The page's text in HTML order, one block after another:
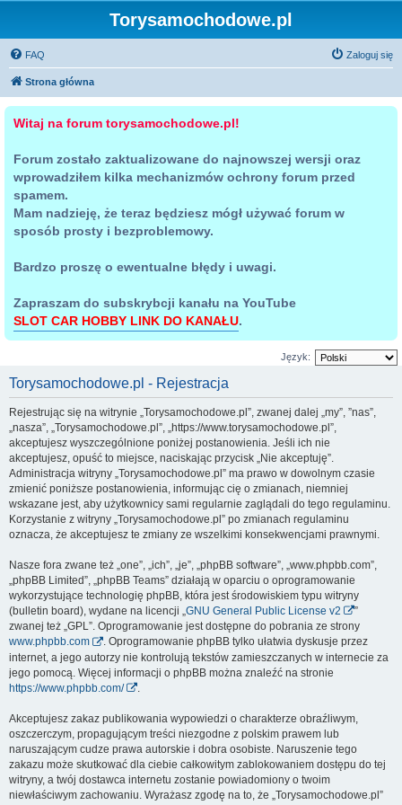
Torysamochodowe.pl
FAQ Zaloguj się
Strona główna
Witaj na forum torysamochodowe.pl!
Forum zostało zaktualizowane do najnowszej wersji oraz
wprowadziłem kilka mechanizmów ochrony forum przed
spamem.
Mam nadzieję, że teraz będziesz mógł używać forum w
sposób prosty i bezproblemowy.
Bardzo proszę o ewentualne błędy i uwagi.
Zapraszam do subskrybcji kanału na YouTube
SLOT CAR HOBBY LINK DO KANAŁU.
Język:
Torysamochodowe.pl - Rejestracja
Rejestrując się na witrynie „Torysamochodowe.pl”, zwanej dalej „my”, ”nas”,
„nasza”, „Torysamochodowe.pl”, „https://www.torysamochodowe.pl”,
akceptujesz wyszczególnione poniżej postanowienia. Jeśli ich nie
akceptujesz, opuść to miejsce, naciskając przycisk „Nie akceptuję”.
Administracja witryny „Torysamochodowe.pl” ma prawo w dowolnym czasie
zmienić poniższe postanowienia, informując cię o zmianach, niemniej
wskazane jest, aby użytkownicy sami regularnie zaglądali do tego regulaminu.
Korzystanie z witryny „Torysamochodowe.pl” po zmianach regulaminu
oznacza, że akceptujesz te zmiany ze wszelkimi konsekwencjami prawnymi.
Nasze fora zwane też „one”, „ich”, „je”, „phpBB software”, „www.phpbb.com”,
„phpBB Limited”, „phpBB Teams” działają w oparciu o oprogramowanie
wykorzystujące technologię phpBB, która jest środowiskiem typu witryny
(bulletin board), wydane na licencji „GNU General Public License v2
”
zwanej też „GPL”. Oprogramowanie jest dostępne do pobrania ze strony
www.phpbb.com
. Oprogramowanie phpBB tylko ułatwia dyskusje przez
internet, a jego autorzy nie kontrolują tekstów zamieszczanych w internecie za
jego pomocą. Więcej informacji o phpBB można znaleźć na stronie
https://www.phpbb.com/
Akceptujesz zakaz publikowania wypowiedzi o charakterze obraźliwym,
oszczerczym, propagującym treści niezgodne z polskim prawem lub
naruszającym cudze prawa autorskie i dobra osobiste. Naruszenie tego
zakazu może skutkować dla ciebie całkowitym zablokowaniem dostępu do tej
witryny, a twój dostawca internetu zostanie powiadomiony o twoim
niewłaściwym zachowaniu. Wyrażasz zgodę na to, że „Torysamochodowe.pl”